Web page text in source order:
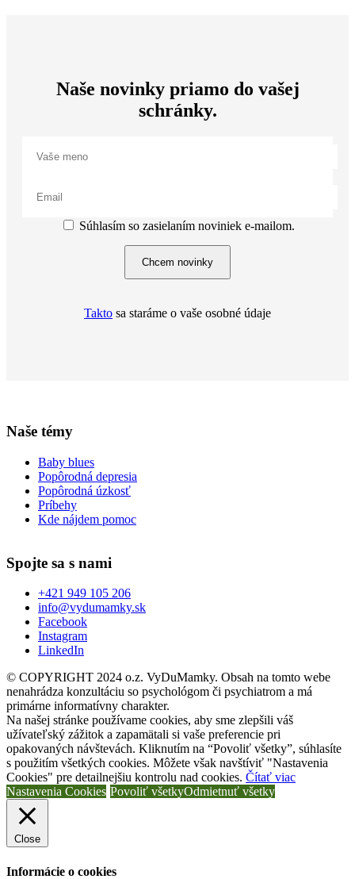
Naše novinky priamo do vašej
schránky.
Súhlasím so zasielaním noviniek e-mailom.
Chcem novinky
Takto sa staráme o vaše osobné údaje
Naše témy
Baby blues
Popôrodná depresia
Popôrodná úzkosť
Príbehy
Kde nájdem pomoc
Spojte sa s nami
+421 949 105 206
info@vydumamky.sk
Facebook
Instagram
LinkedIn
© COPYRIGHT 2024 o.z. VyDuMamky. Obsah na tomto webe
nenahrádza konzultáciu so psychológom či psychiatrom a má
primárne informatívny charakter.
Na našej stránke používame cookies, aby sme zlepšili váš
užívateľský zážitok a zapamätali si vaše preferencie pri
opakovaných návštevách. Kliknutím na “Povoliť všetky”, súhlasíte
s použitím všetkých cookies. Môžete však navštíviť "Nastavenia
Cookies" pre detailnejšiu kontrolu nad cookies. Čítať viac
Nastavenia Cookies Povoliť všetkyOdmietnuť všetky
Close
Informácie o cookies